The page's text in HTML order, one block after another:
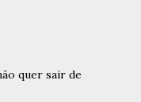
quer sair de